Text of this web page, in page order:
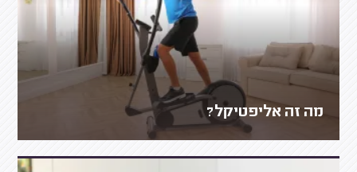
מה זה אליפטיקל?